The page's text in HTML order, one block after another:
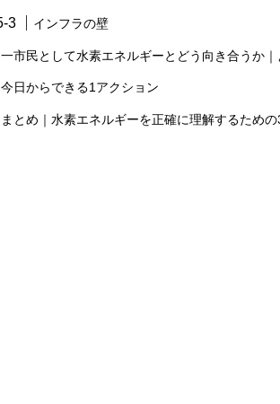
インフラの壁
一市民として水素エネルギーとどう向き合うか
今日からできる1アクション
まとめ｜水素エネルギーを正確に理解するため